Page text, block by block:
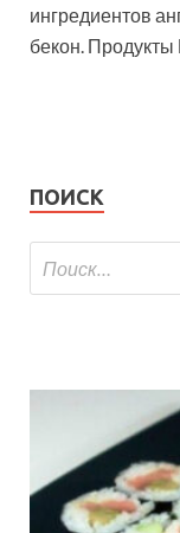
ингредиентов
бекон.
ПОИСК